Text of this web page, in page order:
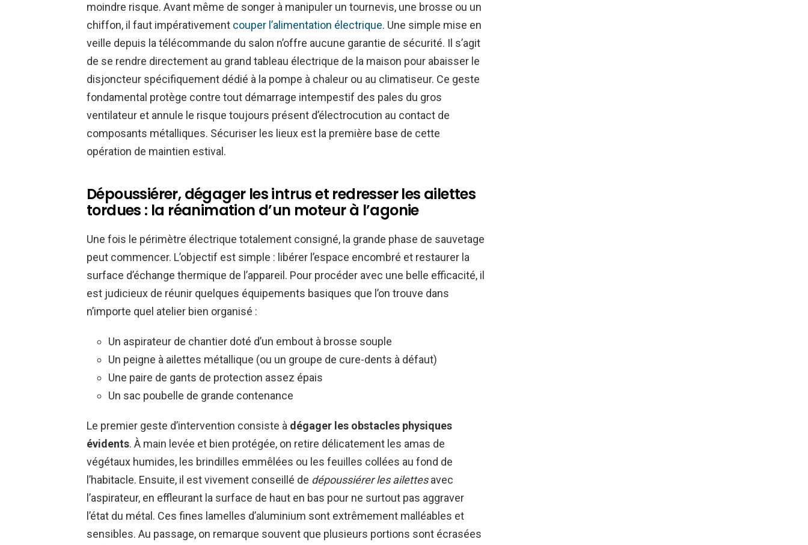
moindre risque. Avant même de songer à manipuler un tournevis, une brosse ou un
chiffon, il faut impérativement couper l’alimentation électrique. Une simple mise en
veille depuis la télécommande du salon n’offre aucune garantie de sécurité. Il s’agit
de se rendre directement au grand tableau électrique de la maison pour abaisser le
disjoncteur spécifiquement dédié à la pompe à chaleur ou au climatiseur. Ce geste
fondamental protège contre tout démarrage intempestif des pales du gros
ventilateur et annule le risque toujours présent d’électrocution au contact de
composants métalliques. Sécuriser les lieux est la première base de cette
opération de maintien estival.
Dépoussiérer, dégager les intrus et redresser les ailettes
tordues : la réanimation d’un moteur à l’agonie
Une fois le périmètre électrique totalement consigné, la grande phase de sauvetage
peut commencer. L’objectif est simple : libérer l’espace encombré et restaurer la
surface d’échange thermique de l’appareil. Pour procéder avec une belle efficacité, il
est judicieux de réunir quelques équipements basiques que l’on trouve dans
n’importe quel atelier bien organisé :
Un aspirateur de chantier doté d’un embout à brosse souple
Un peigne à ailettes métallique (ou un groupe de cure-dents à défaut)
Une paire de gants de protection assez épais
Un sac poubelle de grande contenance
Le premier geste d’intervention consiste à dégager les obstacles physiques
évidents. À main levée et bien protégée, on retire délicatement les amas de
végétaux humides, les brindilles emmêlées ou les feuilles collées au fond de
l’habitacle. Ensuite, il est vivement conseillé de dépoussiérer les ailettesavec
l’aspirateur, en effleurant la surface de haut en bas pour ne surtout pas aggraver
l’état du métal. Ces fines lamelles d’aluminium sont extrêmement malléables et
sensibles. Au passage, on remarque souvent que plusieurs portions sont écrasées